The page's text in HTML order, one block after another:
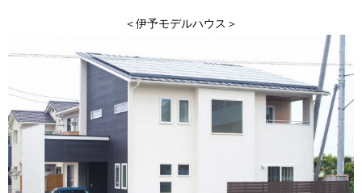
＜伊予モデルハウス＞